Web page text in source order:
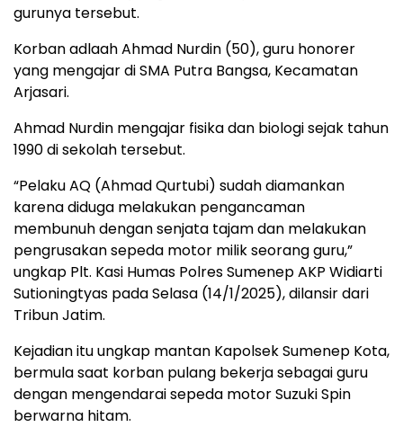
gurunya tersebut.
Korban adlaah Ahmad Nurdin (50), guru honorer
yang mengajar di SMA Putra Bangsa, Kecamatan
Arjasari.
Ahmad Nurdin mengajar fisika dan biologi sejak tahun
1990 di sekolah tersebut.
“Pelaku AQ (Ahmad Qurtubi) sudah diamankan
karena diduga melakukan pengancaman
membunuh dengan senjata tajam dan melakukan
pengrusakan sepeda motor milik seorang guru,”
ungkap Plt. Kasi Humas Polres Sumenep AKP Widiarti
Sutioningtyas pada Selasa (14/1/2025), dilansir dari
Tribun Jatim.
Kejadian itu ungkap mantan Kapolsek Sumenep Kota,
bermula saat korban pulang bekerja sebagai guru
dengan mengendarai sepeda motor Suzuki Spin
berwarna hitam.